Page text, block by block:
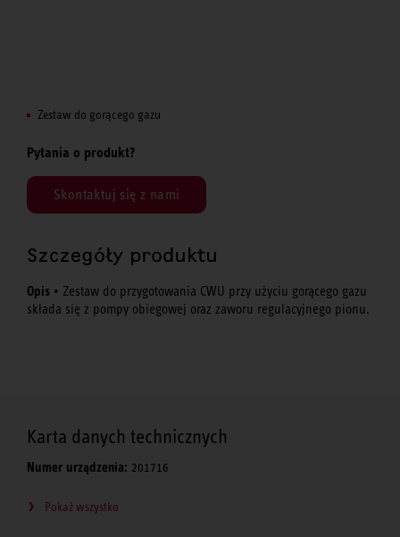
Zestaw do gorącego gazu
Pytania o produkt?
Skontaktuj się z nami
Szczegóły produktu
Opis • Zestaw do przygotowania CWU przy użyciu gorącego gazu
składa się z pompy obiegowej oraz zaworu regulacyjnego pionu.
Karta danych technicznych
Numer urządzenia: 201716
Pokaż wszystko